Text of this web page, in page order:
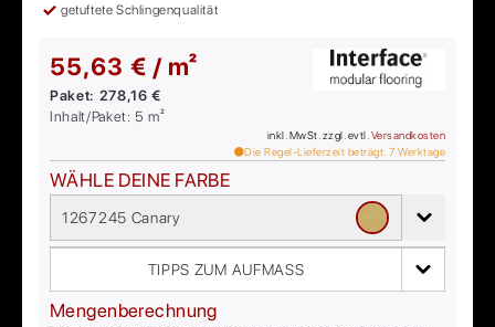
getuftete Schlingenqualität
55,63 € / m²
Paket: 278,16 €
Inhalt/Paket: 5 m²
inkl. MwSt. zzgl. evtl. Versandkosten
Die Regel-Lieferzeit beträgt: 7 Werktage
WÄHLE DEINE FARBE
1267245 Canary
TIPPS ZUM AUFMASS
Mengenberechnung